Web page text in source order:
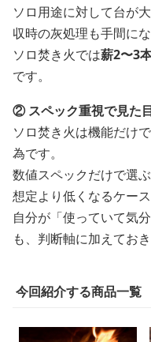
ソロ用途に対して台が
収時の灰処理も手間にな
ソロ焚き火では薪2〜3
です。
② スペック重視で見た
ソロ焚き火は機能だけ
為です。
数値スペックだけで選
想定より低くなるケース
自分が「使っていて気
も、判断軸に加えておき
今回紹介する商品一覧